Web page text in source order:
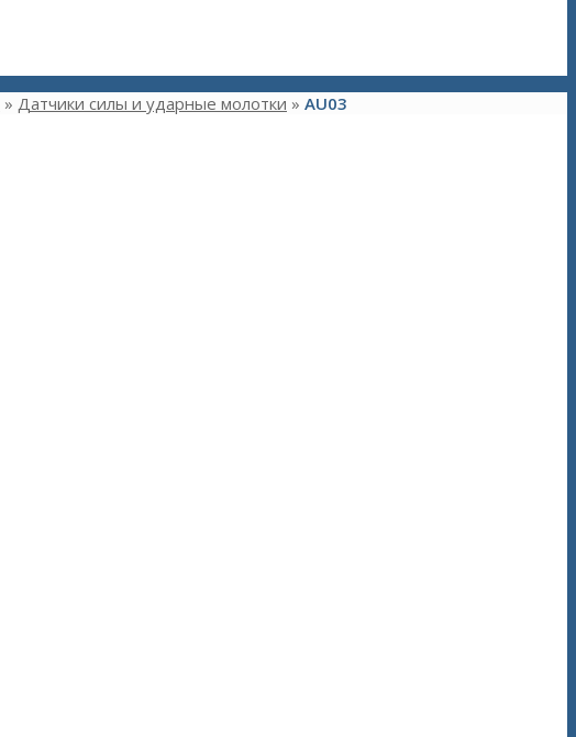
» Датчики силы и ударные молотки » AU03